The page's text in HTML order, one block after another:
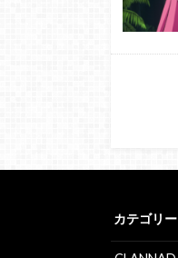
カテゴリー